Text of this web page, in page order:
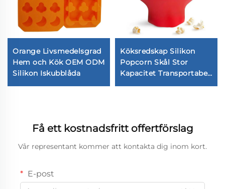
Orange Livsmedelsgrad
Hem och Kök OEM ODM
Silikon Iskubblåda
Köksredskap Silikon
Popcorn Skål Stor
Kapacitet Transportabel
Lagring för Enkel
Få ett kostnadsfritt offertförslag
Vår representant kommer att kontakta dig inom kort.
E-post